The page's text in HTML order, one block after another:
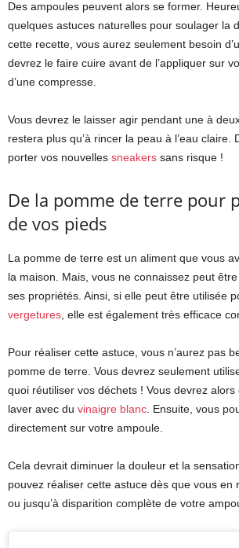
Des ampoules peuvent alors se former.
quelques astuces naturelles pour soulager la
cette recette, vous aurez seulement besoin
devrez le faire cuire avant de l’appliquer sur
d’une compresse.
Vous devrez le laisser agir pendant une à
restera plus qu’à rincer la peau à l’eau claire.
porter vos nouvelles sneakers sans risque !
De la pomme de terre pour
de vos pieds
La pomme de terre est un aliment que vous
la maison. Mais, vous ne connaissez peut
ses propriétés. Ainsi, si elle peut être utilisée
vergetures, elle est également très efficace
Pour réaliser cette astuce, vous n’aurez pas
pomme de terre. Vous devrez seulement
quoi réutiliser vos déchets ! Vous devrez
laver avec du vinaigre blanc. Ensuite, vous
directement sur votre ampoule.
Cela devrait diminuer la douleur et la
pouvez réaliser cette astuce dès que vous en
ou jusqu’à disparition complète de votre